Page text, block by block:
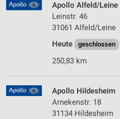
Apollo Alfeld/Leine
Leinstr. 46
31061 Alfeld/Leine
Heute
geschlossen
250,83 km
Apollo Hildesheim
Arnekenstr. 18
31134 Hildesheim